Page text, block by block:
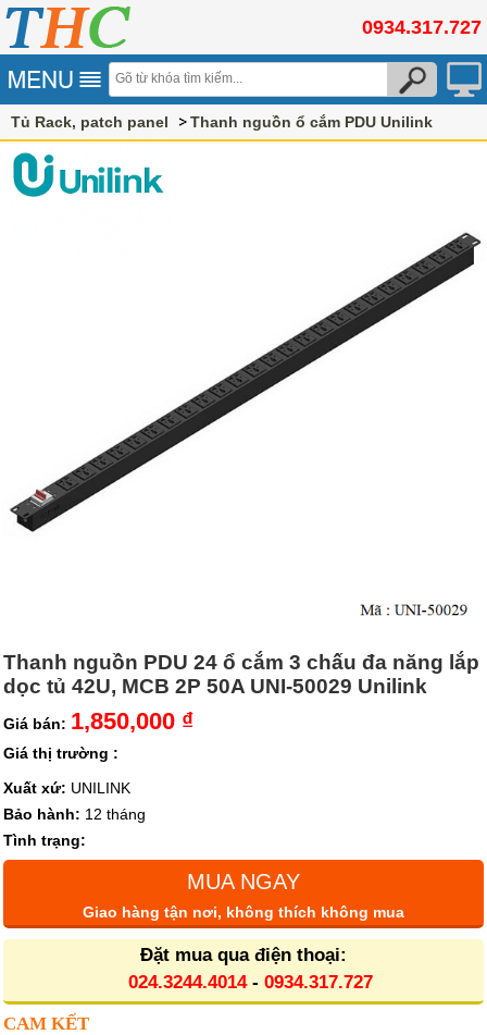
0934.317.727
Tủ Rack, patch panel Thanh nguồn ổ cắm PDU Unilink
Thanh nguồn PDU 24 ổ cắm 3 chấu đa năng lắp
dọc tủ 42U, MCB 2P 50A UNI-50029 Unilink
Giá bán: 1,850,000 ₫
Giá thị trường :
Xuất xứ: UNILINK
Bảo hành: 12 tháng
Tình trạng:
MUA NGAY
Giao hàng tận nơi, không thích không mua
Đặt mua qua điện thoại:
024.3244.4014- 0934.317.727
CAM KẾT